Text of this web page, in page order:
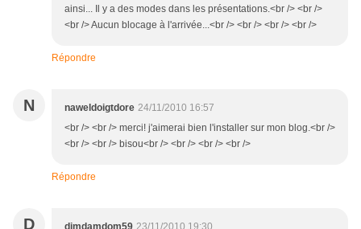
ainsi... Il y a des modes dans les présentations.<br /> <br />
<br /> Aucun blocage à l'arrivée...<br /> <br /> <br /> <br />
Répondre
N naweldoigtdore 24/11/2010 16:57
<br /> <br /> merci! j'aimerai bien l'installer sur mon blog.<br />
<br /> <br /> bisou<br /> <br /> <br /> <br />
Répondre
D dimdamdom59 23/11/2010 19:30